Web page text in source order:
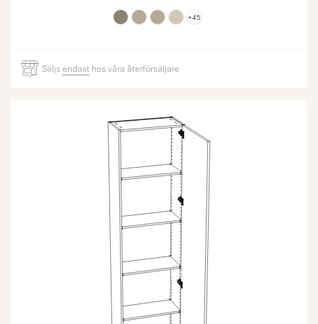
+45
Säljsendast hos våra återförsäljare